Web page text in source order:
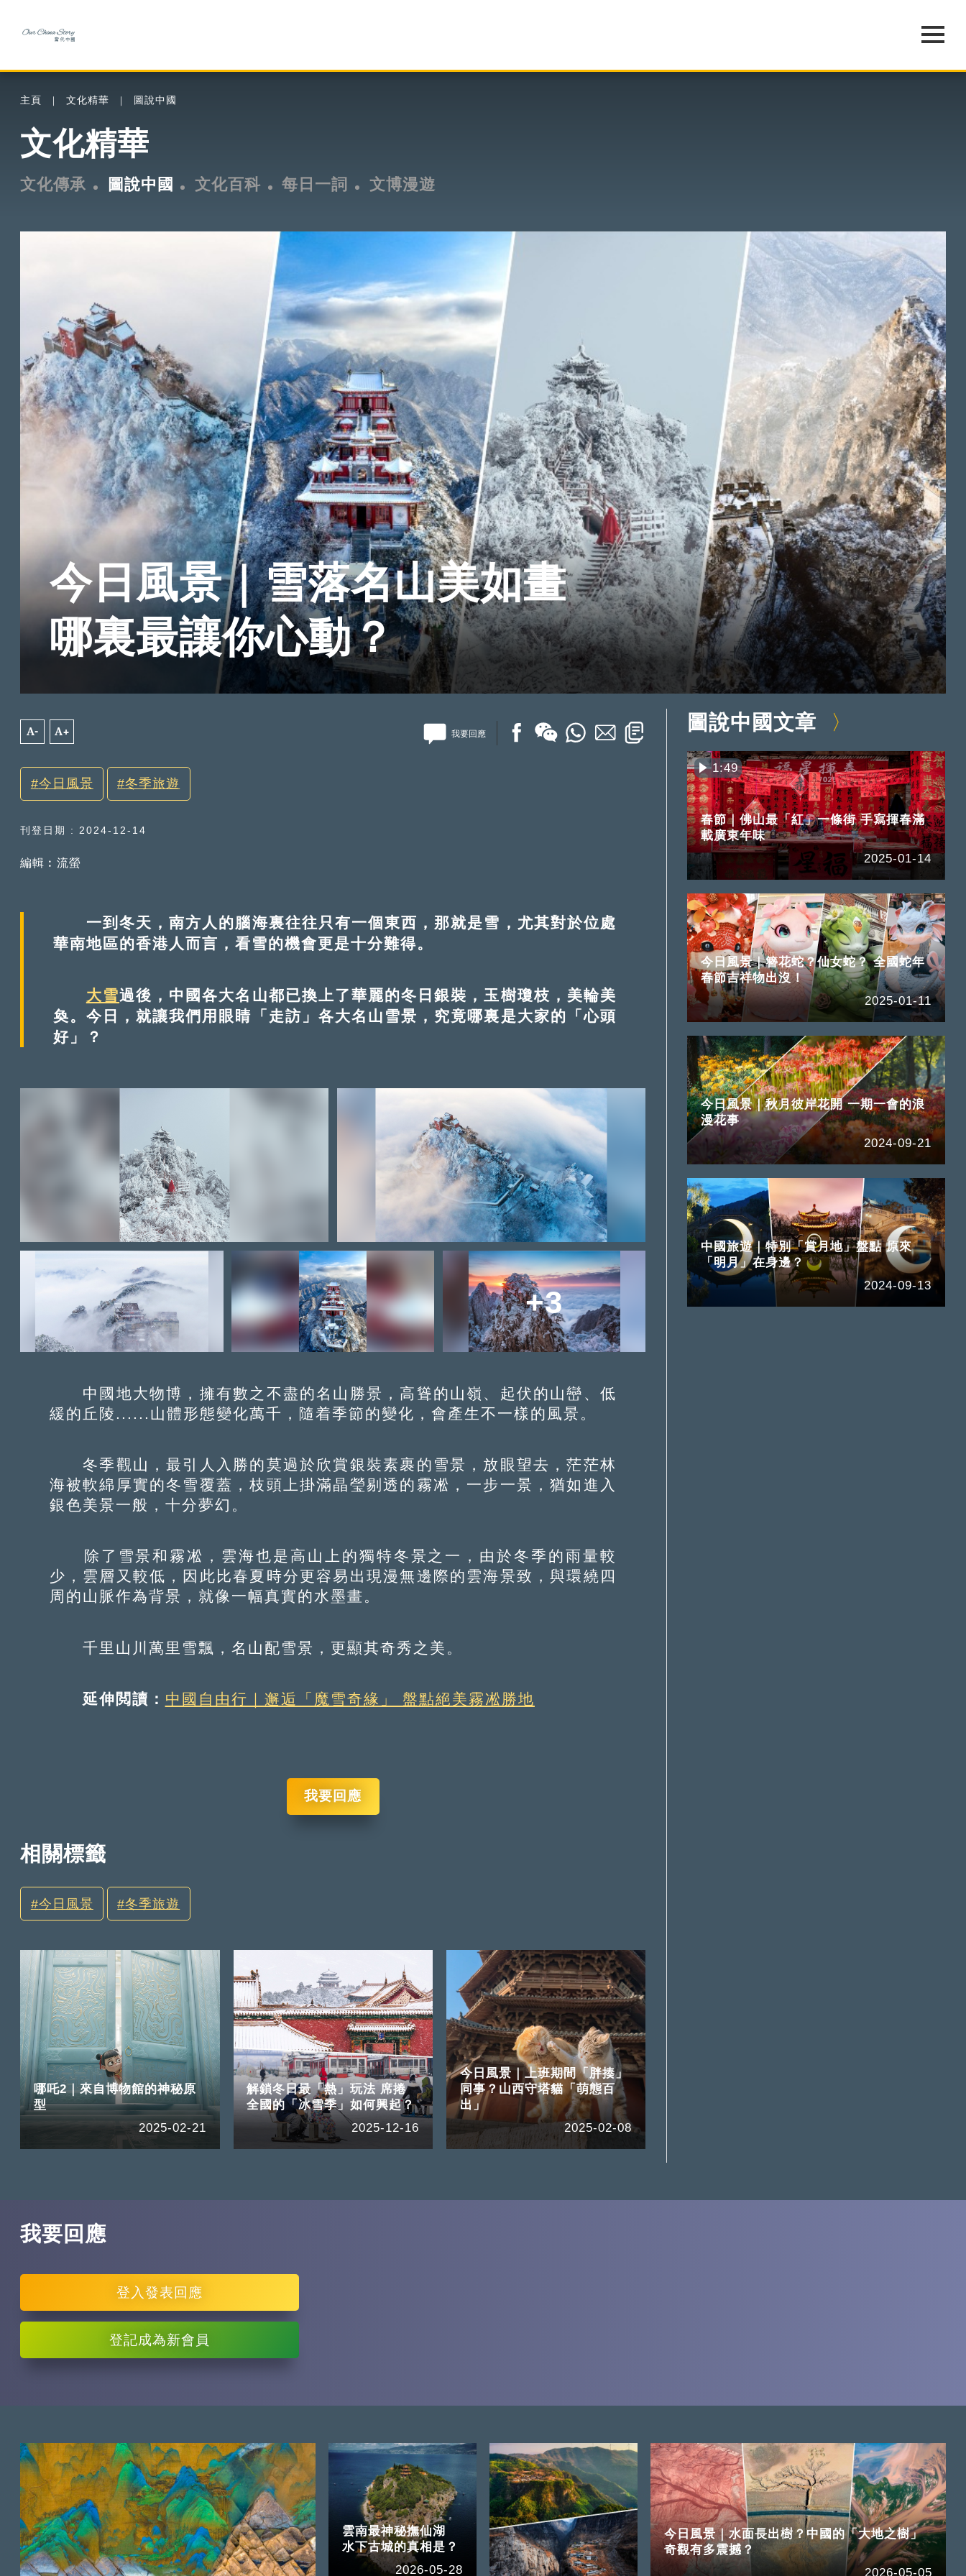
主頁 文化精華 圖說中國
文化精華
文化傳承 圖說中國 文化百科 每日一詞 文博漫遊
今日風景｜雪落名山美如畫
哪裏最讓你心動？
A- A+ 我要回應
今日風景 冬季旅遊
刊登日期 : 2024-12-14
編輯︰流螢
一到冬天，南方人的腦海裏往往只有一個東西，那就是雪，尤其對於位處
華南地區的香港人而言，看雪的機會更是十分難得。
大雪過後，中國各大名山都已換上了華麗的冬日銀裝，玉樹瓊枝，美輪美
奐。今日，就讓我們用眼睛「走訪」各大名山雪景，究竟哪裏是大家的「心頭
好」？
+3
中國地大物博，擁有數之不盡的名山勝景，高聳的山嶺、起伏的山巒、低
緩的丘陵......山體形態變化萬千，隨着季節的變化，會產生不一樣的風景。
冬季觀山，最引人入勝的莫過於欣賞銀裝素裹的雪景，放眼望去，茫茫林
海被軟綿厚實的冬雪覆蓋，枝頭上掛滿晶瑩剔透的霧凇，一步一景，猶如進入
銀色美景一般，十分夢幻。
除了雪景和霧凇，雲海也是高山上的獨特冬景之一，由於冬季的雨量較
少，雲層又較低，因此比春夏時分更容易出現漫無邊際的雲海景致，與環繞四
周的山脈作為背景，就像一幅真實的水墨畫。
千里山川萬里雪飄，名山配雪景，更顯其奇秀之美。
延伸閲讀： 中國自由行｜邂逅「魔雪奇緣」 盤點絕美霧凇勝地
我要回應
相關標籤
今日風景 冬季旅遊
哪吒2｜來自博物館的神秘原
型
2025-02-21
解鎖冬日最「熱」玩法 席捲
全國的「冰雪季」如何興起？
2025-12-16
今日風景｜上班期間「胖揍」
同事？山西守塔貓「萌態百
出」
2025-02-08
圖說中國文章
1:49
春節｜佛山最「紅」一條街 手寫揮春滿
載廣東年味
2025-01-14
今日風景｜簪花蛇？仙女蛇？ 全國蛇年
春節吉祥物出沒！
2025-01-11
今日風景｜秋月彼岸花開 一期一會的浪
漫花事
2024-09-21
中國旅遊｜特別「賞月地」盤點 原來
「明月」在身邊？
2024-09-13
我要回應
登入發表回應
登記成為新會員
雲南最神秘撫仙湖
水下古城的真相是？
2026-05-28
今日風景｜水面長出樹？中國的「大地之樹」
奇觀有多震撼？
2026-05-05